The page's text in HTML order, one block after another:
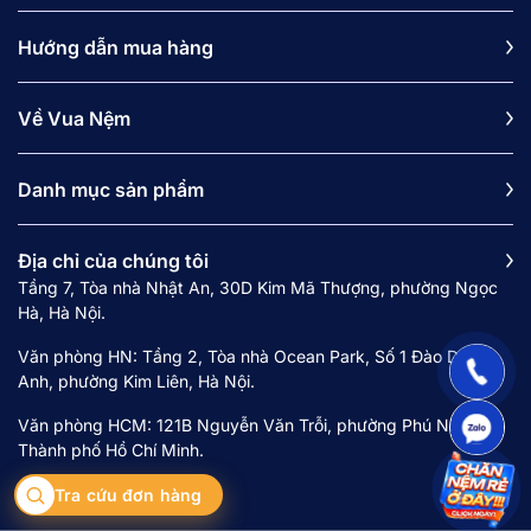
4.3. Uy tín thương hiệu, thời gian bảo hành
6.1. Nệm foam 10 triệu nằm có bị nóng không?
6.3. Nệm foam dưới 10 triệu có nằm được cho
người già không?
1. Vì sao nệm foam phân khúc 5 -
10 triệu là sự lựa chọn tối ưu?
Khác với phân khúc giá rẻ, nệm foam tầm trung
mang đến sự đột phá về cấu trúc vật liệu và khả
năng cá nhân hóa trải nghiệm người dùng:
Hướng dẫn mua hàng
Về Vua Nệm
Danh mục sản phẩm
Địa chỉ của chúng tôi
Tầng 7, Tòa nhà Nhật An, 30D Kim Mã Thượng, phường Ngọc
Hà, Hà Nội.
Văn phòng HN: Tầng 2, Tòa nhà Ocean Park, Số 1 Đào Duy
Anh, phường Kim Liên, Hà Nội.
Văn phòng HCM: 121B Nguyễn Văn Trỗi, phường Phú Nhuận,
Thành phố Hồ Chí Minh.
Tra cứu đơn hàng